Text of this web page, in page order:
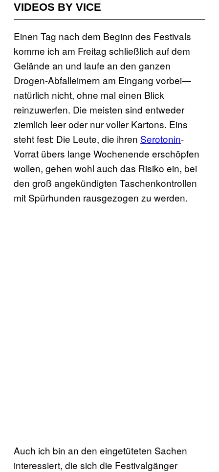
VIDEOS BY VICE
Einen Tag nach dem Beginn des Festivals
komme ich am Freitag schließlich auf dem
Gelände an und laufe an den ganzen
Drogen-Abfalleimern am Eingang vorbei—
natürlich nicht, ohne mal einen Blick
reinzuwerfen. Die meisten sind entweder
ziemlich leer oder nur voller Kartons. Eins
steht fest: Die Leute, die ihren Serotonin-
Vorrat übers lange Wochenende erschöpfen
wollen, gehen wohl auch das Risiko ein, bei
den groß angekündigten Taschenkontrollen
mit Spürhunden rausgezogen zu werden.
Auch ich bin an den eingetüteten Sachen
interessiert, die sich die Festivalgänger